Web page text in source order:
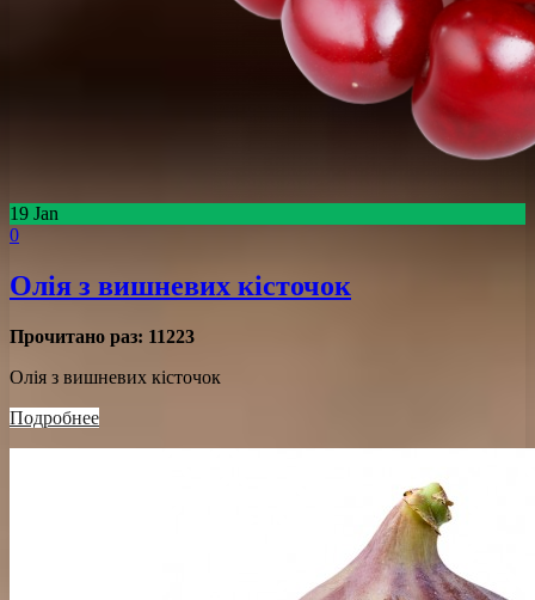
19 Jan
0
Олія з вишневих кісточок
Прочитано раз: 11223
Олія з вишневих кісточок
Подробнее